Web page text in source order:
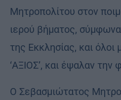
Μητροπολίτου στον
ιερού βήματος,
της Εκκλησίας, και
‘ΑΞΙΟΣ’, και έψαλαν την
Ο Σεβασμιώτατος